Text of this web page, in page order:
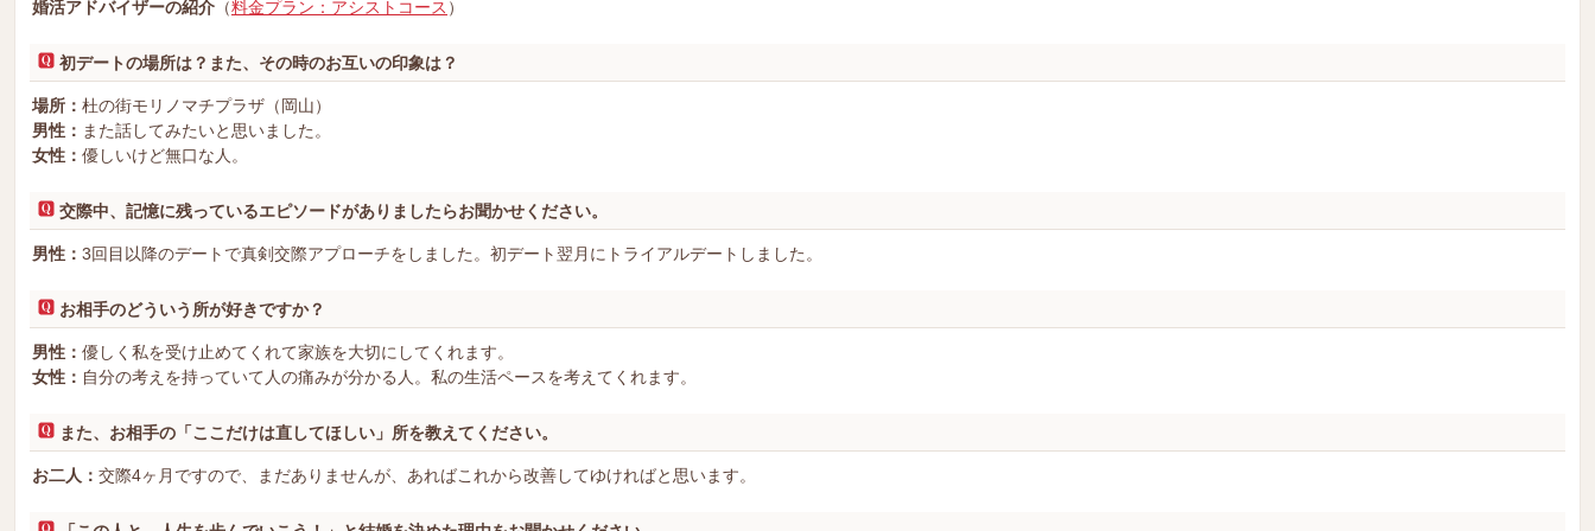
婚活アドバイザーの紹介 （料金プラン：アシストコース ）
初デートの場所は？また、その時のお互いの印象は？
場所： 杜の街モリノマチプラザ（岡山）
男性： また話してみたいと思いました。
女性： 優しいけど無口な人。
交際中、記憶に残っているエピソードがありましたらお聞かせください。
男性： 3回目以降のデートで真剣交際アプローチをしました。初デート翌月にトライアルデートしました。
お相手のどういう所が好きですか？
男性： 優しく私を受け止めてくれて家族を大切にしてくれます。
女性： 自分の考えを持っていて人の痛みが分かる人。私の生活ペースを考えてくれます。
また、お相手の「ここだけは直してほしい」所を教えてください。
お二人： 交際4ヶ月ですので、まだありませんが、あればこれから改善してゆければと思います。